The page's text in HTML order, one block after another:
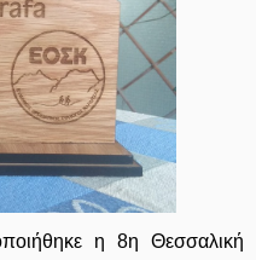
η 8η Θεσσαλική